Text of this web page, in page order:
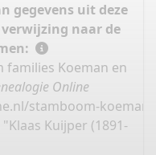
gegevens uit deze
naar de
families Koeman en
Online
stamboom-
Kuijper (1891-